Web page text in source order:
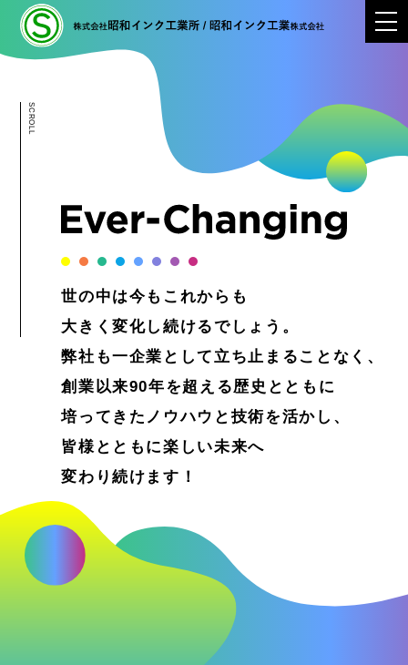
世の中は今もこれからも
大きく変化し続けるでしょう。
弊社も一企業として立ち止まることなく、
創業以来90年を超える歴史とともに
培ってきたノウハウと技術を活かし、
皆様とともに楽しい未来へ
変わり続けます！
SCROLL